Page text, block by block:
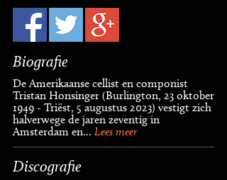
Biografie
De Amerikaanse cellist en componist
Tristan Honsinger (Burlington, 23 oktober
1949 - Triëst, 5 augustus 2023) vestigt zich
halverwege de jaren zeventig in
Amsterdam en... Lees meer
Discografie